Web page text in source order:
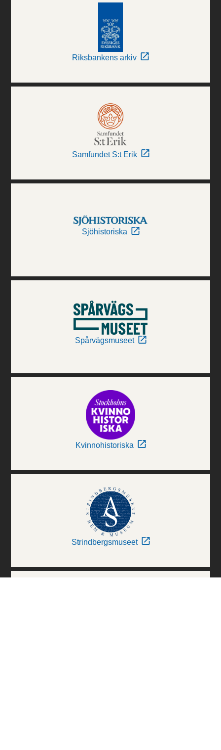
Riksbankens arkiv
Samfundet S:t Erik
Sjöhistoriska
Spårvägsmuseet
Kvinnohistoriska
Strindbergsmuseet